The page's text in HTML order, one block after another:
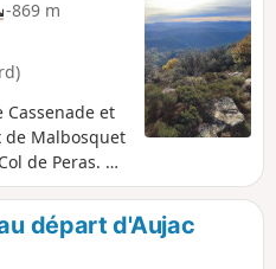
-869 m
Cassenade et
de Malbosquet
de Peras. De
les Alpes, le
et, plus
terrains
départ d'Aujac